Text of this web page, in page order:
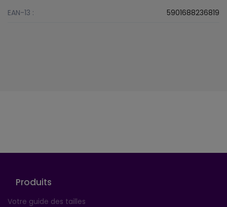
EAN-13 : 5901688236819
Produits
Votre guide des tailles